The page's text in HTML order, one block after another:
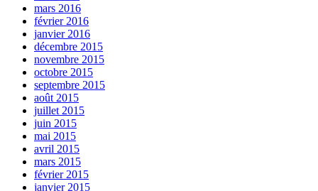
mars 2016
février 2016
janvier 2016
décembre 2015
novembre 2015
octobre 2015
septembre 2015
août 2015
juillet 2015
juin 2015
mai 2015
avril 2015
mars 2015
février 2015
janvier 2015